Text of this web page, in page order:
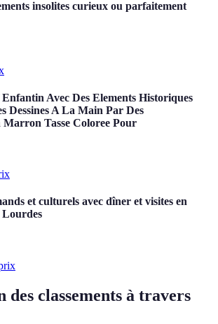
insolites curieux ou parfaitement
Avec Des Elements Historiques
Dessines A La Main Par Des
Tasse Coloree Pour
et culturels avec dîner et visites en
des classements à travers